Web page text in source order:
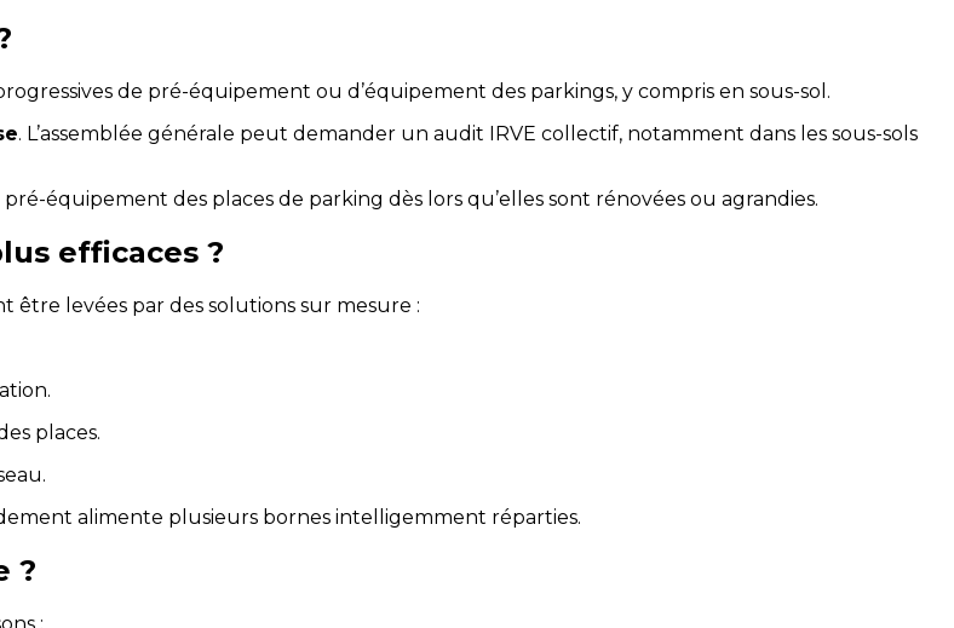
de pré-équipement ou d’équipement des parkings, y compris en sous-sol.
. L’assemblée générale peut demander un audit IRVE collectif, notamment dans les sous-sols
équipement des places de parking dès lors qu’elles sont rénovées ou agrandies.
efficaces ?
être levées par des solutions sur mesure :
places.
alimente plusieurs bornes intelligemment réparties.
?